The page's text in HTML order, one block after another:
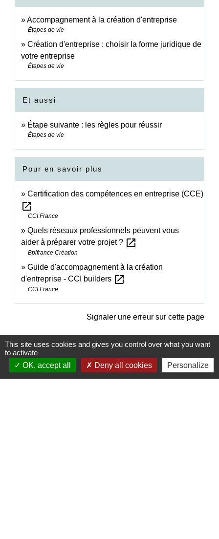
Accompagnement à la création d'entreprise
Étapes de vie
Création d'entreprise : choisir la forme juridique de
votre entreprise
Étapes de vie
Et aussi
Étape suivante : les règles pour réussir
Étapes de vie
Pour en savoir plus
Certification des compétences en entreprise (CCE)
open_in_new
CCI France
Quels réseaux professionnels peuvent vous
aider à préparer votre projet ? open_in_new
Bpifrance Création
Guide d'accompagnement à la création
d'entreprise - CCI builders open_in_new
CCI France
Signaler une erreur sur cette page
Contacts
This site uses cookies and gives you control over what you want
to activate
OK, accept all
Deny all cookies Personalize